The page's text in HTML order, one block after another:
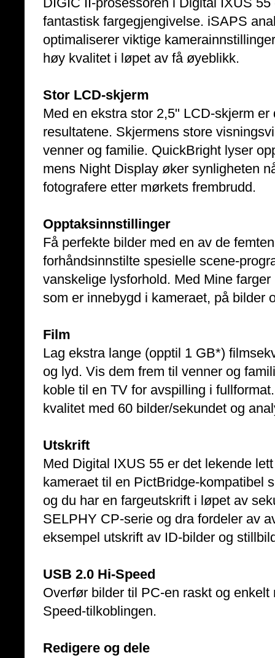
fantastisk fargegjengivelse. iSAPS
optimaliserer viktige
høy kvalitet i løpet av få øyeblikk.
Stor LCD-skjerm
Med en ekstra stor 2,5" LCD-skjerm
resultatene. Skjermens store
venner og familie. QuickBright lyser
mens Night Display øker synligheten
fotografere etter mørkets frembrudd.
Opptaksinnstillinger
Få perfekte bilder med en av de
forhåndsinnstilte spesielle scene-
vanskelige lysforhold. Med Mine
som er innebygd i kameraet, på bilder
Film
Lag ekstra lange (opptil 1 GB*)
og lyd. Vis dem frem til venner og
koble til en TV for avspilling i
kvalitet med 60 bilder/sekundet og
Utskrift
Med Digital IXUS 55 er det lekende
kameraet til en PictBridge-kompatibel
og du har en fargeutskrift i løpet av
SELPHY CP-serie og dra fordeler av
eksempel utskrift av ID-bilder og
USB 2.0 Hi-Speed
Overfør bilder til PC-en raskt og
Speed-tilkoblingen.
Redigere og dele